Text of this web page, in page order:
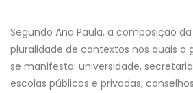
Segundo Ana Paula, a composição
pluralidade de contextos nos quais a
se manifesta: universidade,
escolas públicas e privadas,